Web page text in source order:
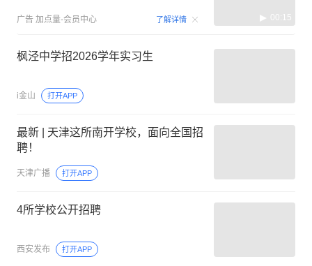
广告 加点量-会员中心 了解详情 00:15
枫泾中学招2026学年实习生
i金山 打开APP
最新 | 天津这所南开学校，面向全国招
聘！
天津广播 打开APP
4所学校公开招聘
西安发布 打开APP